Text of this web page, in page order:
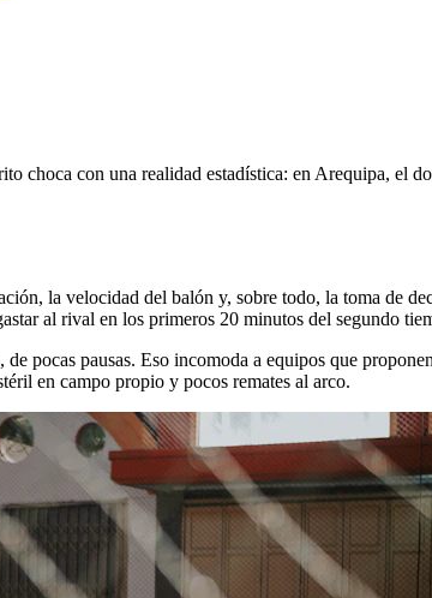
choca con una realidad estadística: en Arequipa, el
la velocidad del balón y, sobre todo, la toma de
al rival en los primeros 20 minutos del segundo
pocas pausas. Eso incomoda a equipos que
en campo propio y pocos remates al arco.